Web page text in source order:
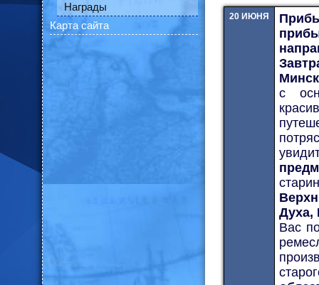
Награды
Карта сайта
20 ИЮНЯ
с
Духа,
Вас